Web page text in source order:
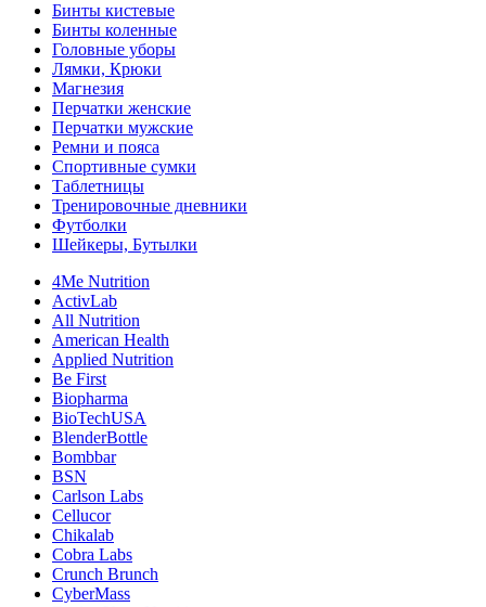
Бинты кистевые
Бинты коленные
Головные уборы
Лямки, Крюки
Магнезия
Перчатки женские
Перчатки мужские
Ремни и пояса
Спортивные сумки
Таблетницы
Тренировочные дневники
Футболки
Шейкеры, Бутылки
4Me Nutrition
ActivLab
All Nutrition
American Health
Applied Nutrition
Be First
Biopharma
BioTechUSA
BlenderBottle
Bombbar
BSN
Carlson Labs
Cellucor
Chikalab
Cobra Labs
Crunch Brunch
CyberMass